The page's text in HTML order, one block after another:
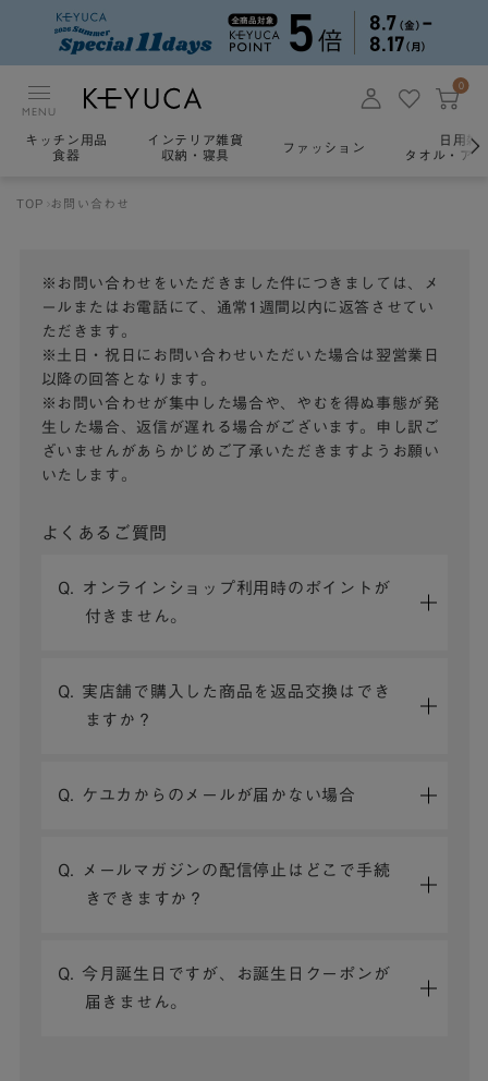
MENU
0
キッチン用品
食器
インテリア雑貨
収納・寝具
ファッション
日用雑
タオル・ア
TOP お問い合わせ
※お問い合わせをいただきました件につきましては、メ
ールまたはお電話にて、通常1週間以内に返答させてい
ただきます。
※土日・祝日にお問い合わせいただいた場合は翌営業日
以降の回答となります。
※お問い合わせが集中した場合や、やむを得ぬ事態が発
生した場合、返信が遅れる場合がございます。申し訳ご
ざいませんがあらかじめご了承いただきますようお願い
いたします。
よくあるご質問
Q. オンラインショップ利用時のポイントが
付きません。
Q. 実店舗で購入した商品を返品交換はでき
ますか？
Q. ケユカからのメールが届かない場合
Q. メールマガジンの配信停止はどこで手続
きできますか？
Q. 今月誕生日ですが、お誕生日クーポンが
届きません。